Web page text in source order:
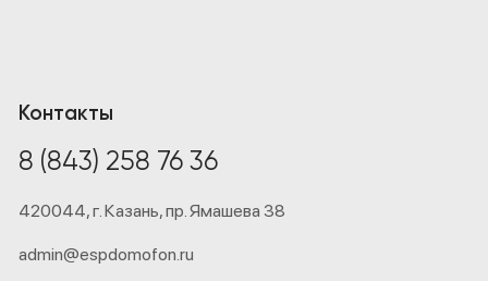
Контакты
8 (843) 258 76 36
420044,г. Казань,пр. Ямашева 38
admin@espdomofon.ru